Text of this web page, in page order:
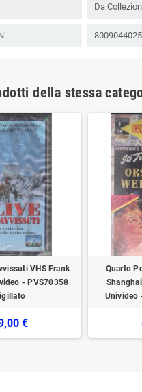
Da
della stessa
VHS Frank
- PVS70358
€
Quarto
Univideo